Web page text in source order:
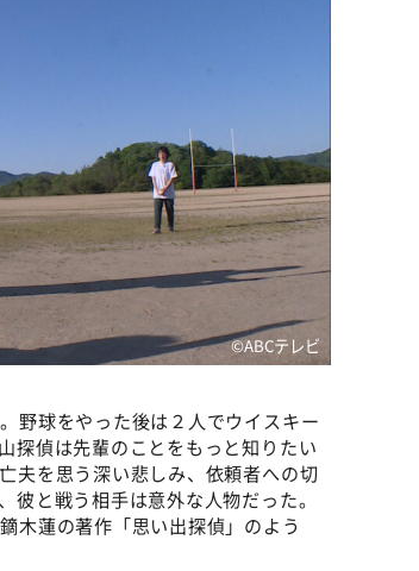
©️ABCテレビ
野球をやった後は２人でウイスキー
探偵は先輩のことをもっと知りたい
夫を思う深い悲しみ、依頼者への切
彼と戦う相手は意外な人物だった。
木蓮の著作「思い出探偵」のよう